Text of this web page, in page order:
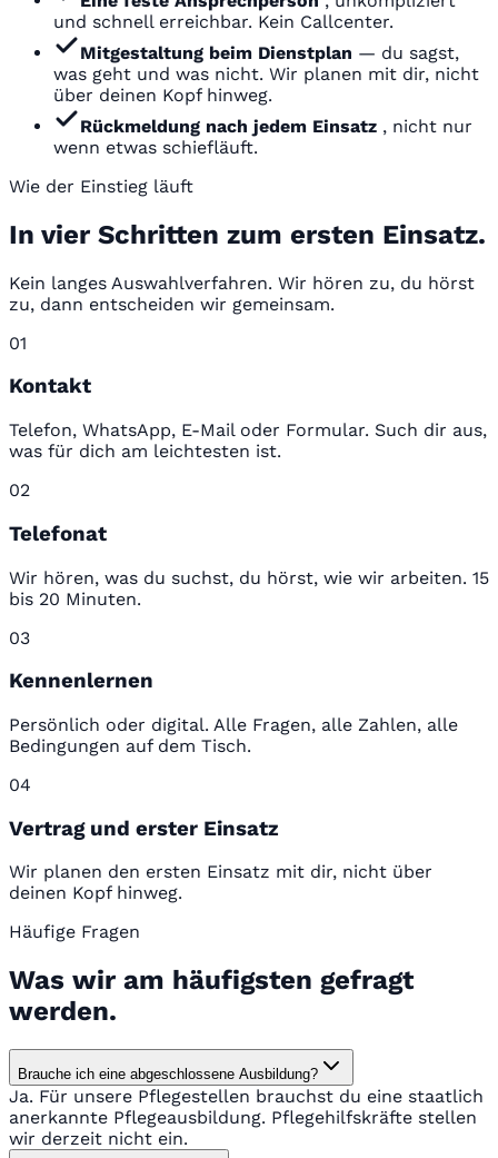
und schnell erreichbar. Kein Callcenter.
Mitgestaltung beim Dienstplan — du sagst,
was geht und was nicht. Wir planen mit dir, nicht
über deinen Kopf hinweg.
Rückmeldung nach jedem Einsatz , nicht nur
wenn etwas schiefläuft.
Wie der Einstieg läuft
In vier Schritten zum ersten Einsatz.
Kein langes Auswahlverfahren. Wir hören zu, du hörst
zu, dann entscheiden wir gemeinsam.
01
Kontakt
Telefon, WhatsApp, E-Mail oder Formular. Such dir aus,
was für dich am leichtesten ist.
02
Telefonat
Wir hören, was du suchst, du hörst, wie wir arbeiten. 15
bis 20 Minuten.
03
Kennenlernen
Persönlich oder digital. Alle Fragen, alle Zahlen, alle
Bedingungen auf dem Tisch.
04
Vertrag und erster Einsatz
Wir planen den ersten Einsatz mit dir, nicht über
deinen Kopf hinweg.
Häufige Fragen
Was wir am häufigsten gefragt
werden.
Brauche ich eine abgeschlossene Ausbildung?
Ja. Für unsere Pflegestellen brauchst du eine staatlich
anerkannte Pflegeausbildung. Pflegehilfskräfte stellen
wir derzeit nicht ein.